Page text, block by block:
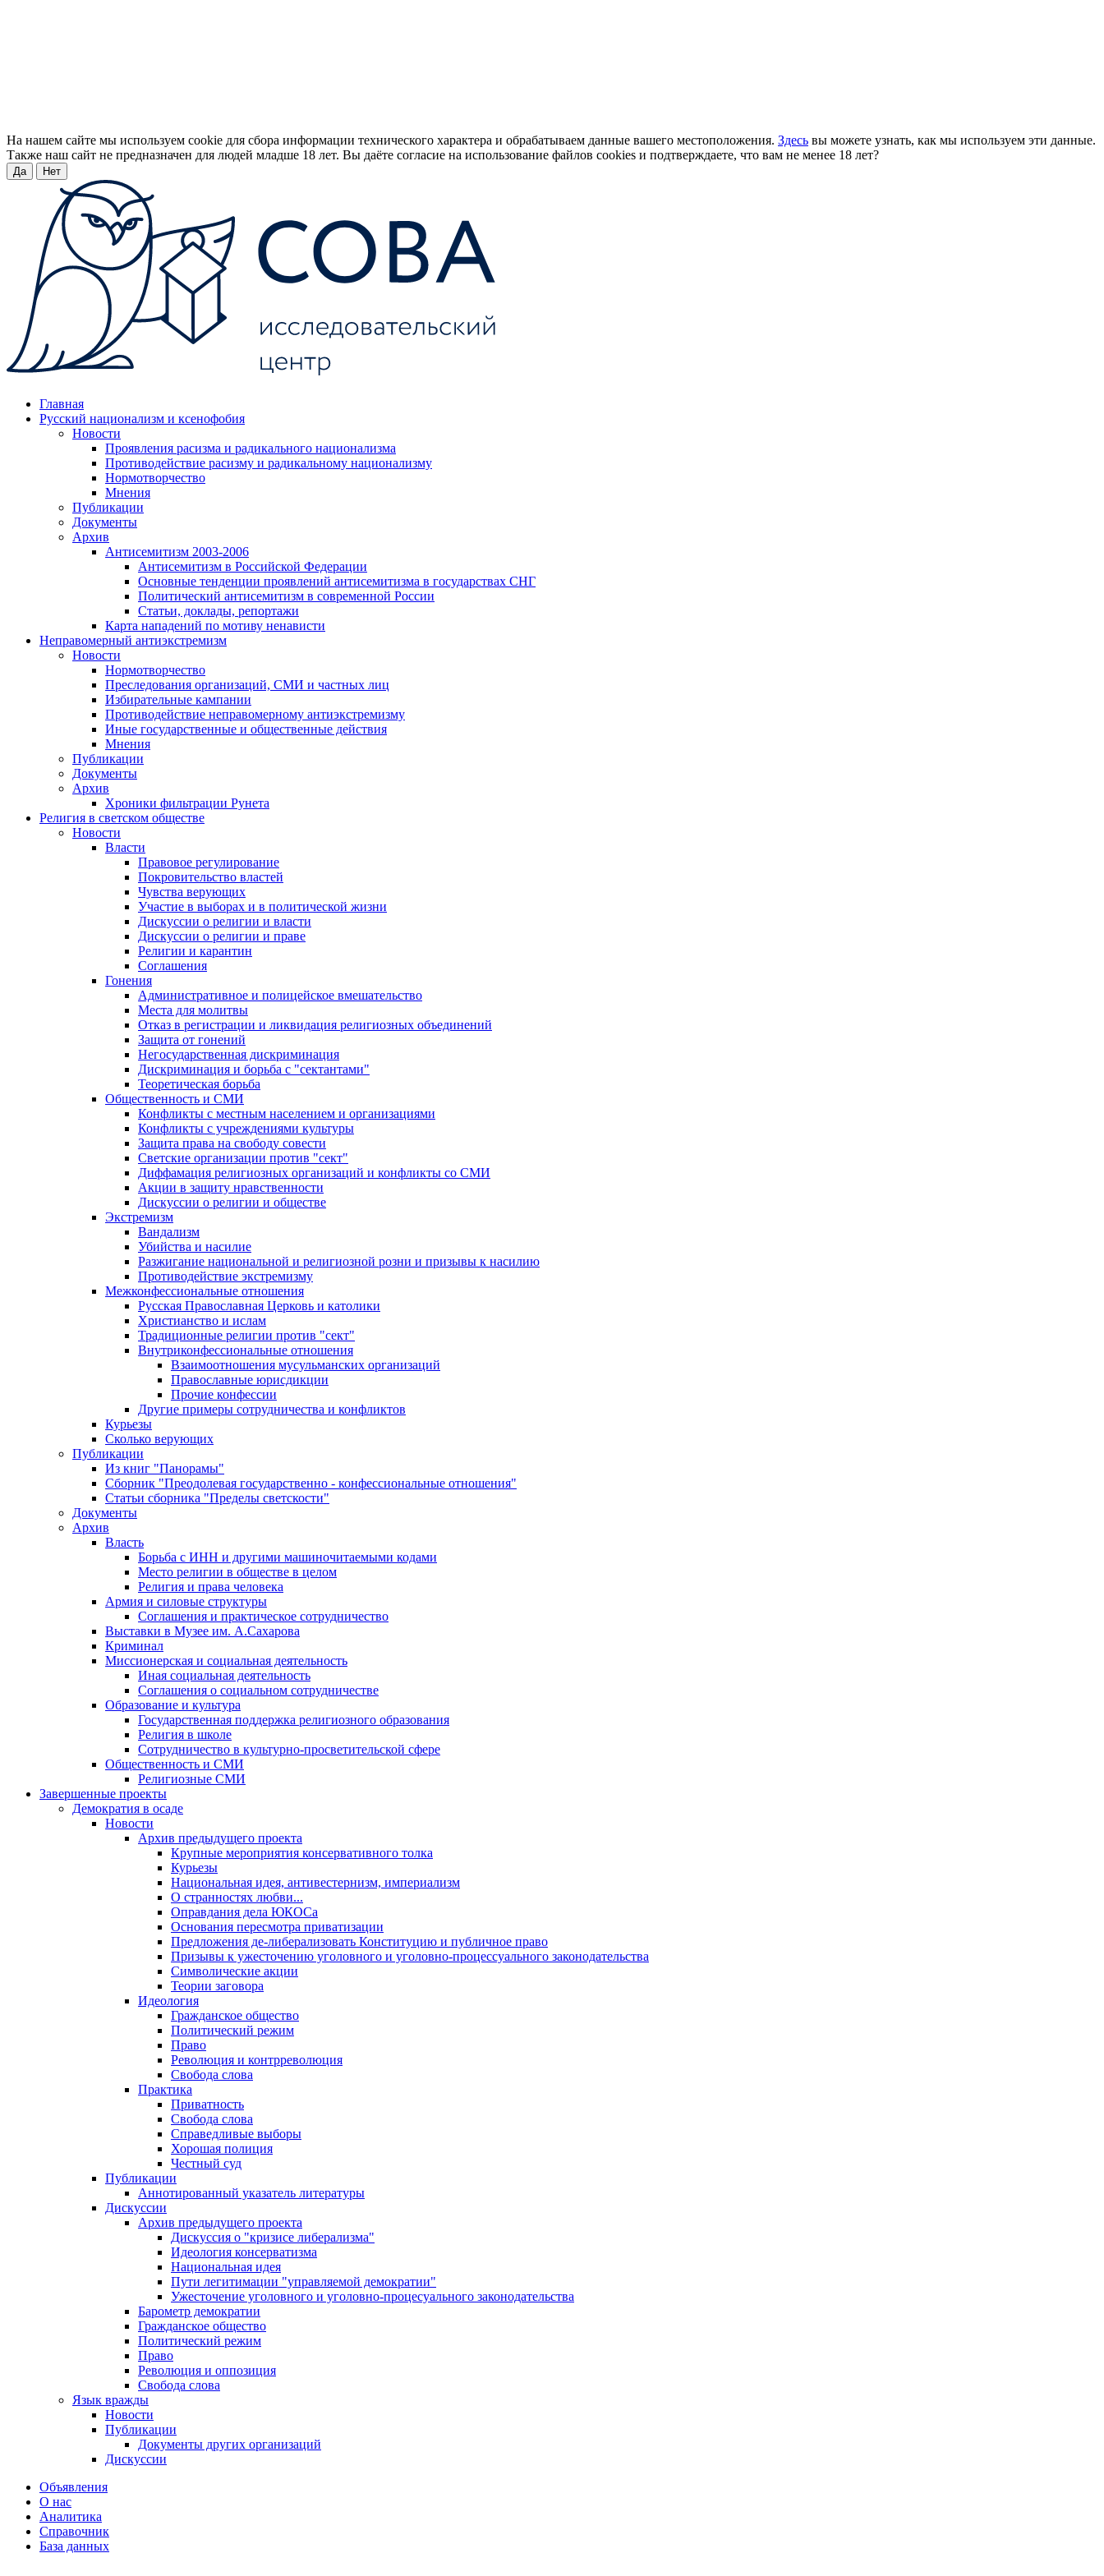
На нашем сайте мы используем cookie для сбора информации технического характера и обрабатываем данные вашего местоположения. Здесь вы можете узнать, как мы используем эти данные.
Также наш сайт не предназначен для людей младше 18 лет. Вы даёте согласие на использование файлов cookies и подтверждаете, что вам не менее 18 лет?
Да Нет
Главная
Русский национализм и ксенофобия
Новости
Проявления расизма и радикального национализма
Противодействие расизму и радикальному национализму
Нормотворчество
Мнения
Публикации
Документы
Архив
Антисемитизм 2003-2006
Антисемитизм в Российской Федерации
Основные тенденции проявлений антисемитизма в государствах СНГ
Политический антисемитизм в современной России
Статьи, доклады, репортажи
Карта нападений по мотиву ненависти
Неправомерный антиэкстремизм
Новости
Нормотворчество
Преследования организаций, СМИ и частных лиц
Избирательные кампании
Противодействие неправомерному антиэкстремизму
Иные государственные и общественные действия
Мнения
Публикации
Документы
Архив
Хроники фильтрации Рунета
Религия в светском обществе
Новости
Власти
Правовое регулирование
Покровительство властей
Чувства верующих
Участие в выборах и в политической жизни
Дискуссии о религии и власти
Дискуссии о религии и праве
Религии и карантин
Соглашения
Гонения
Административное и полицейское вмешательство
Места для молитвы
Отказ в регистрации и ликвидация религиозных объединений
Защита от гонений
Негосударственная дискриминация
Дискриминация и борьба с "сектантами"
Теоретическая борьба
Общественность и СМИ
Конфликты с местным населением и организациями
Конфликты с учреждениями культуры
Защита права на свободу совести
Светские организации против "сект"
Диффамация религиозных организаций и конфликты со СМИ
Акции в защиту нравственности
Дискуссии о религии и обществе
Экстремизм
Вандализм
Убийства и насилие
Разжигание национальной и религиозной розни и призывы к насилию
Противодействие экстремизму
Межконфессиональные отношения
Русская Православная Церковь и католики
Христианство и ислам
Традиционные религии против "сект"
Внутриконфессиональные отношения
Взаимоотношения мусульманских организаций
Православные юрисдикции
Прочие конфессии
Другие примеры сотрудничества и конфликтов
Курьезы
Сколько верующих
Публикации
Из книг "Панорамы"
Сборник "Преодолевая государственно - конфессиональные отношения"
Статьи сборника "Пределы светскости"
Документы
Архив
Власть
Борьба с ИНН и другими машиночитаемыми кодами
Место религии в обществе в целом
Религия и права человека
Армия и силовые структуры
Соглашения и практическое сотрудничество
Выставки в Музее им. А.Сахарова
Криминал
Миссионерская и социальная деятельность
Иная социальная деятельность
Соглашения о социальном сотрудничестве
Образование и культура
Государственная поддержка религиозного образования
Религия в школе
Сотрудничество в культурно-просветительской сфере
Общественность и СМИ
Религиозные СМИ
Завершенные проекты
Демократия в осаде
Новости
Архив предыдущего проекта
Крупные мероприятия консервативного толка
Курьезы
Национальная идея, антивестернизм, империализм
О странностях любви...
Оправдания дела ЮКОСа
Основания пересмотра приватизации
Предложения де-либерализовать Конституцию и публичное право
Призывы к ужесточению уголовного и уголовно-процессуального законодательства
Символические акции
Теории заговора
Идеология
Гражданское общество
Политический режим
Право
Революция и контрреволюция
Свобода слова
Практика
Приватность
Свобода слова
Справедливые выборы
Хорошая полиция
Честный суд
Публикации
Аннотированный указатель литературы
Дискуссии
Архив предыдущего проекта
Дискуссия о "кризисе либерализма"
Идеология консерватизма
Национальная идея
Пути легитимации "управляемой демократии"
Ужесточение уголовного и уголовно-процесуального законодательства
Барометр демократии
Гражданское общество
Политический режим
Право
Революция и оппозиция
Свобода слова
Язык вражды
Новости
Публикации
Документы других организаций
Дискуссии
Объявления
О нас
Аналитика
Справочник
База данных